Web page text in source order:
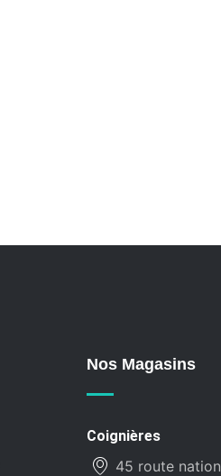
Nos Magasins
Coignières
45 route